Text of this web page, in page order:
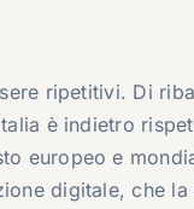
ripetitivi. Di
è indietro
europeo e
digitale, che la